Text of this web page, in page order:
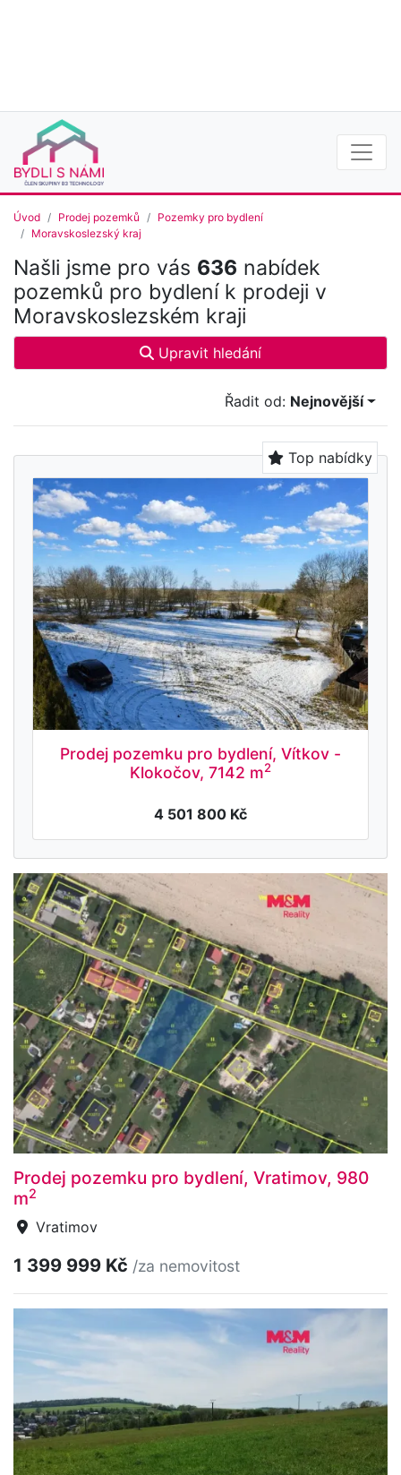
Úvod Prodej pozemků
Pozemky pro bydlení
Moravskoslezský kraj
Našli jsme pro vás 636 nabídek
pozemků pro bydlení k prodeji v
Moravskoslezském kraji
Upravit hledání
Řadit od: Nejnovější
Top nabídky
Prodej pozemku pro bydlení, Vítkov -
Klokočov, 7142 m2
4 501 800 Kč
Prodej pozemku pro bydlení, Vratimov, 980
m2
Vratimov
1 399 999 Kč /za nemovitost